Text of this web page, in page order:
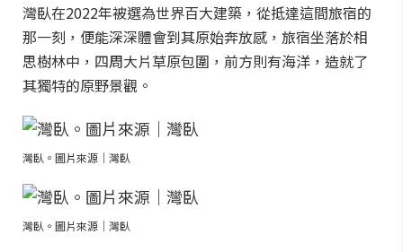
灣臥在2022年被選為世界百大建築，從抵達這間旅宿的
那一刻，便能深深體會到其原始奔放感，旅宿坐落於相
思樹林中，四周大片草原包圍，前方則有海洋，造就了
其獨特的原野景觀。
灣臥。圖片來源｜灣臥
灣臥。圖片來源｜灣臥